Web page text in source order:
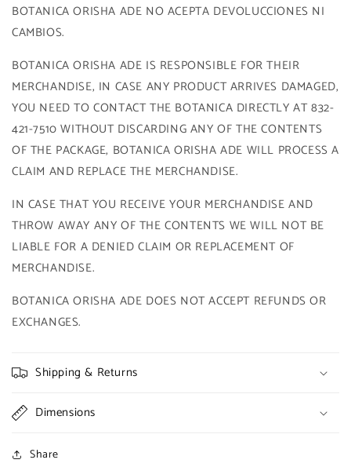
BOTANICA ORISHA ADE NO ACEPTA DEVOLUCCIONES NI
CAMBIOS.
BOTANICA ORISHA ADE IS RESPONSIBLE FOR THEIR
MERCHANDISE, IN CASE ANY PRODUCT ARRIVES DAMAGED,
YOU NEED TO CONTACT THE BOTANICA DIRECTLY AT 832-
421-7510 WITHOUT DISCARDING ANY OF THE CONTENTS
OF THE PACKAGE, BOTANICA ORISHA ADE WILL PROCESS A
CLAIM AND REPLACE THE MERCHANDISE.
IN CASE THAT YOU RECEIVE YOUR MERCHANDISE AND
THROW AWAY ANY OF THE CONTENTS WE WILL NOT BE
LIABLE FOR A DENIED CLAIM OR REPLACEMENT OF
MERCHANDISE.
BOTANICA ORISHA ADE DOES NOT ACCEPT REFUNDS OR
EXCHANGES.
Shipping & Returns
Dimensions
Share